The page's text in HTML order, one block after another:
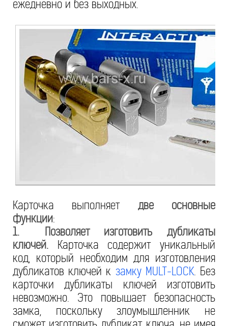
ежедневно и без выходных.
Карточка выполняет две основные
функции:
1. Позволяет изготовить дубликаты
ключей. Карточка содержит уникальный
код, который необходим для изготовления
дубликатов ключей к замку MULT-LOCK. Без
карточки дубликаты ключей изготовить
невозможно. Это повышает безопасность
замка, поскольку злоумышленник не